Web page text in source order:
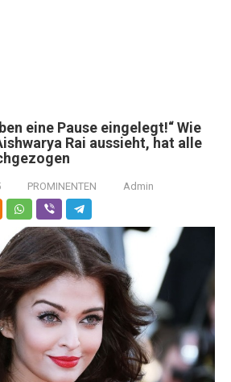
eine Pause eingelegt!“ Wie
Rai aussieht, hat alle
PROMINENTEN Admin